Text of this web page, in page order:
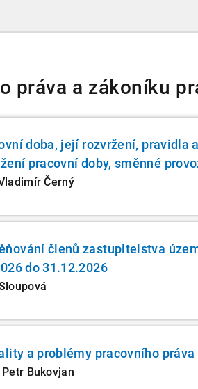
práva a zákoníku
doba, její rozvržení, pravidla
pracovní doby, směnné
Černý
členů zastupitelstva
do 31.12.2026
a problémy pracovního práva
Petr Bukovjan